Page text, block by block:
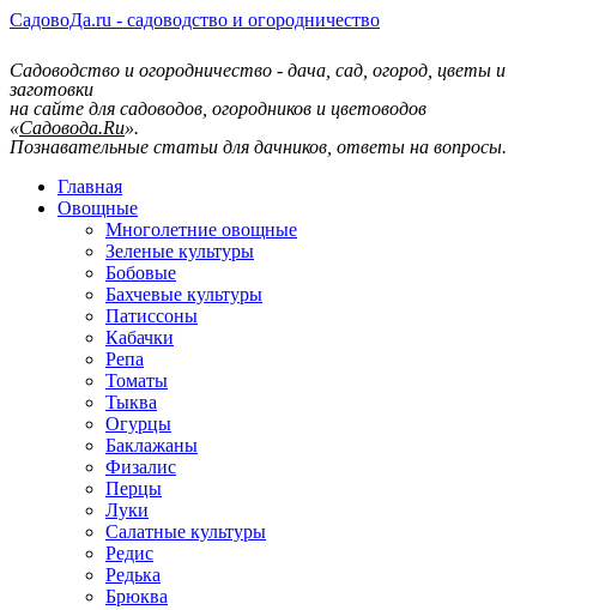
СадовоДа.ru - садоводство и огородничество
Садоводство и огородничество - дача, сад, огород, цветы и
заготовки
на сайте для садоводов, огородников и цветоводов
«Садовода.Ru».
Познавательные статьи для дачников, ответы на вопросы.
Главная
Овощные
Многолетние овощные
Зеленые культуры
Бобовые
Бахчевые культуры
Патиссоны
Кабачки
Репа
Томаты
Тыква
Огурцы
Баклажаны
Физалис
Перцы
Луки
Салатные культуры
Редис
Редька
Брюква